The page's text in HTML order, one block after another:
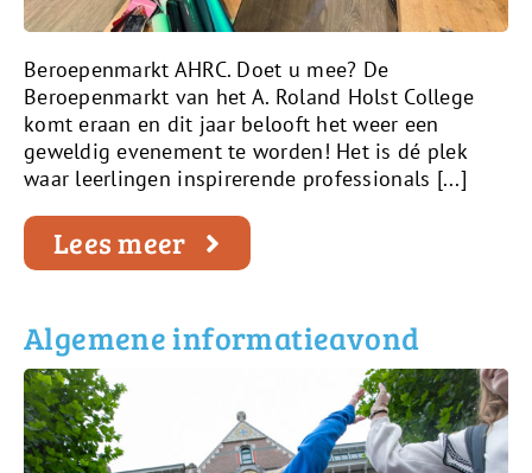
Beroepenmarkt AHRC. Doet u mee? De
Beroepenmarkt van het A. Roland Holst College
komt eraan en dit jaar belooft het weer een
geweldig evenement te worden! Het is dé plek
waar leerlingen inspirerende professionals [...]
Lees meer
Algemene informatieavond